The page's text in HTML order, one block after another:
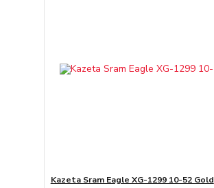
Kazeta Sram Eagle XG-1299 10-52 Gold